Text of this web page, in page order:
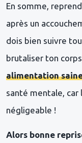
En somme,
après un
dois bien suivre
brutaliser ton
alimentation
santé mentale, car
négligeable !
Alors bonne